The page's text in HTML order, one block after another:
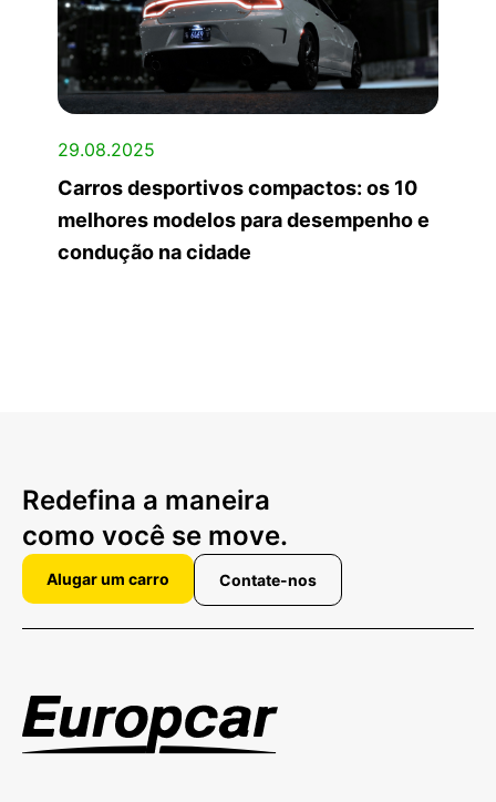
29.08.2025
Carros desportivos compactos: os 10
melhores modelos para desempenho e
condução na cidade
Redefina a maneira
como você se move.
Alugar um carro Contate-nos